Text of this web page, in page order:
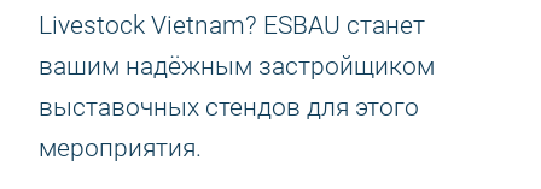
Livestock Vietnam? ESBAU станет
вашим надёжным застройщиком
выставочных стендов для этого
мероприятия.